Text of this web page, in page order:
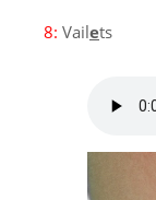
8: Vailets